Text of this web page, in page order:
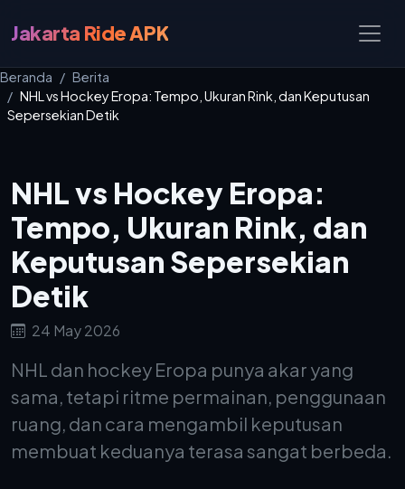
Jakarta Ride APK
Beranda
Berita
NHL vs Hockey Eropa: Tempo, Ukuran Rink, dan Keputusan
Sepersekian Detik
NHL vs Hockey Eropa:
Tempo, Ukuran Rink, dan
Keputusan Sepersekian
Detik
24 May 2026
NHL dan hockey Eropa punya akar yang
sama, tetapi ritme permainan, penggunaan
ruang, dan cara mengambil keputusan
membuat keduanya terasa sangat berbeda.